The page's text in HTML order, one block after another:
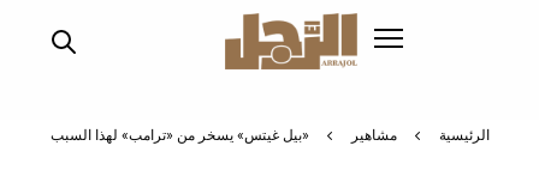
الرئيسية مشاهير «بيل غيتس» يسخر من «ترامب» لهذا السبب